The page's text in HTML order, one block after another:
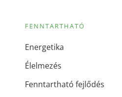
FENNTARTHATÓ
Energetika
Élelmezés
Fenntartható fejlődés